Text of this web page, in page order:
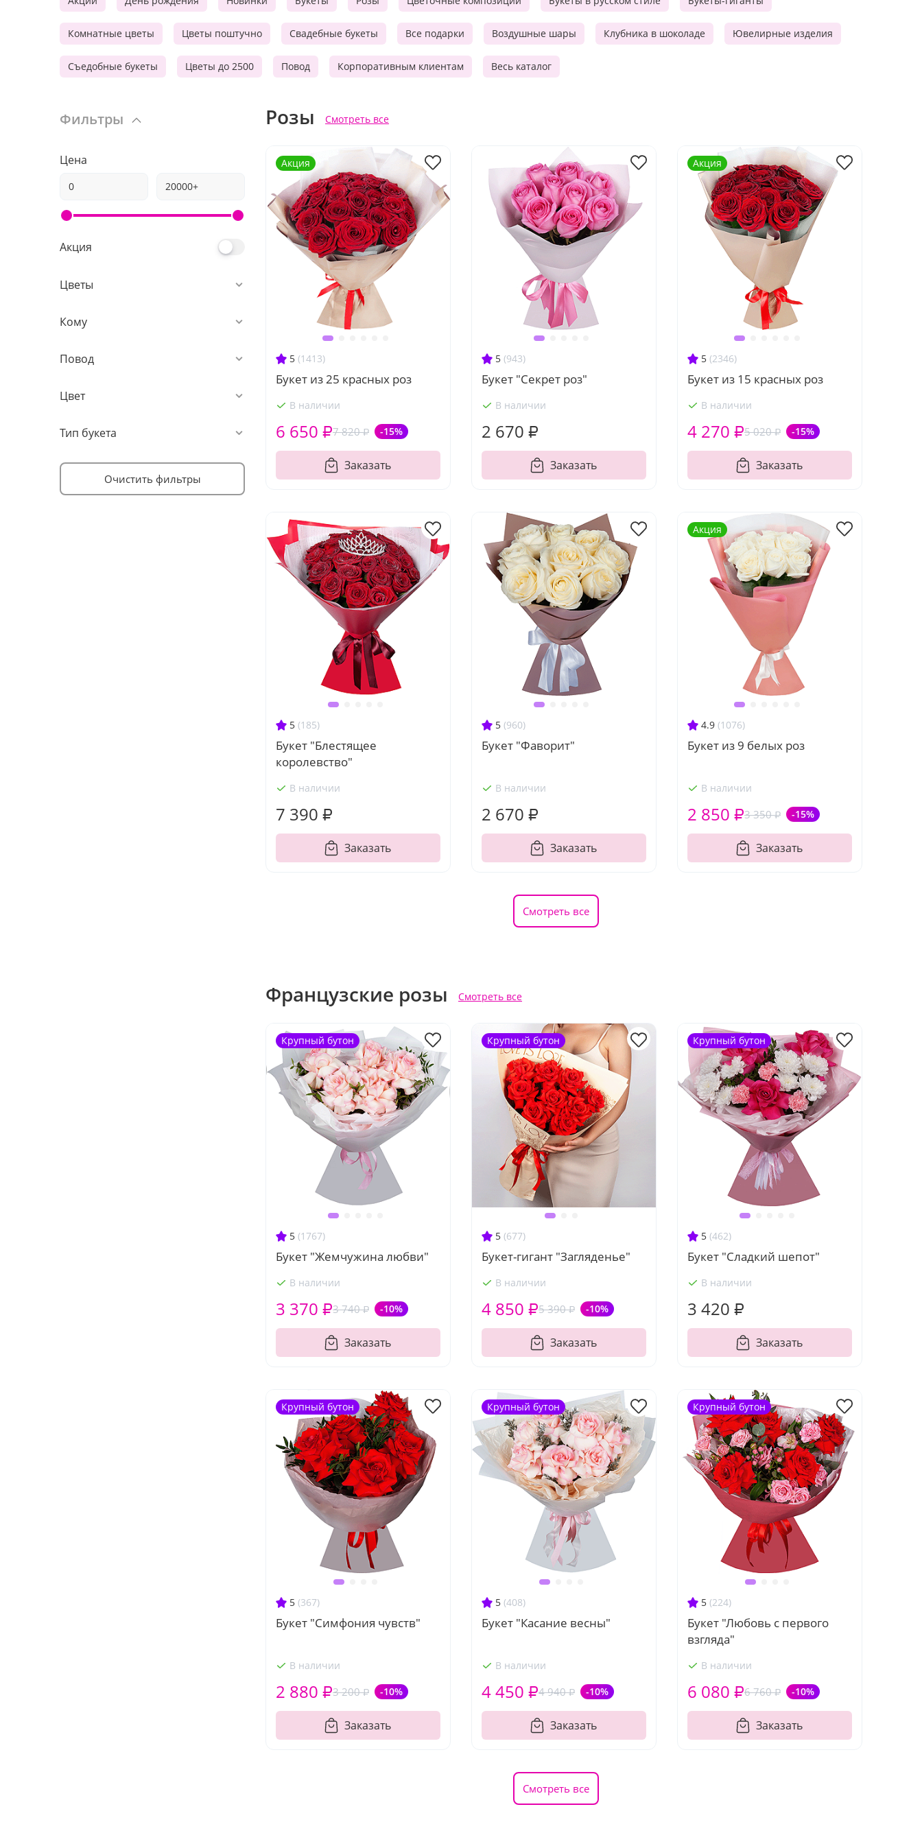
Комнатные цветы Цветы поштучно Свадебные букеты Все подарки Воздушные шары Клубника в шоколаде Ювелирные изделия
Съедобные букеты Цветы до 2500 Повод Корпоративным клиентам Весь каталог
Фильтры
Цена
Акция
Цветы
Кому
Повод
Цвет
Тип букета
Очистить фильтры
Розы Смотреть все
5 (1413)
Букет из 25 красных роз
В наличии
7 820 ₽ -15%
6 650 ₽
Заказать
Акция
5 (943)
Букет "Секрет роз"
В наличии
2 670 ₽
Заказать
5 (2346)
Букет из 15 красных роз
В наличии
5 020 ₽ -15%
4 270 ₽
Заказать
Акция
5 (185)
Букет "Блестящее
королевство"
В наличии
7 390 ₽
Заказать
5 (960)
Букет "Фаворит"
В наличии
2 670 ₽
Заказать
4.9 (1076)
Букет из 9 белых роз
В наличии
3 350 ₽ -15%
2 850 ₽
Заказать
Акция
Смотреть все
Французские розы Смотреть все
5 (1767)
Букет "Жемчужина любви"
В наличии
3 740 ₽ -10%
3 370 ₽
Заказать
Крупный бутон
5 (677)
Букет-гигант "Загляденье"
В наличии
5 390 ₽ -10%
4 850 ₽
Заказать
Крупный бутон
5 (462)
Букет "Сладкий шепот"
В наличии
3 420 ₽
Заказать
Крупный бутон
5 (367)
Букет "Симфония чувств"
В наличии
3 200 ₽ -10%
2 880 ₽
Заказать
Крупный бутон
5 (408)
Букет "Касание весны"
В наличии
4 940 ₽ -10%
4 450 ₽
Заказать
Крупный бутон
5 (224)
Букет "Любовь с первого
взгляда"
В наличии
6 760 ₽ -10%
6 080 ₽
Заказать
Крупный бутон
Смотреть все